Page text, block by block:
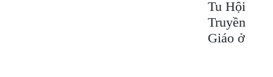
Tu Hội
Truyền
Giáo ở